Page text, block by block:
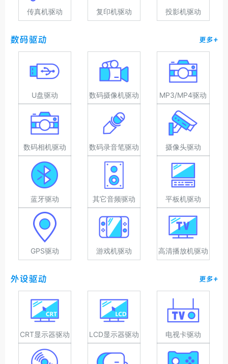
传真机驱动 复印机驱动 投影机驱动
数码驱动 更多+
U盘驱动 数码摄像机驱动 MP3/MP4驱动
数码相机驱动 数码录音笔驱动 摄像头驱动
蓝牙驱动 其它音频驱动 平板机驱动
GPS驱动 游戏机驱动 高清播放机驱动
外设驱动 更多+
CRT显示器驱动 LCD显示器驱动 电视卡驱动